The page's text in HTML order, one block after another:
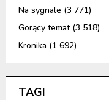
Na sygnale (3 771)
Gorący temat(3 518)
Kronika (1 692)
TAGI